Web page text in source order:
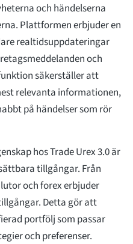
och händelserna
Plattformen erbjuder en
realtidsuppdateringar
och
säkerställer att
relevanta informationen,
på händelser som rör
hos Trade Urex 3.0 är
tillgångar. Från
och forex erbjuder
Detta gör att
portfölj som passar
och preferenser.